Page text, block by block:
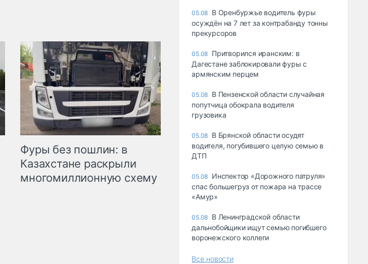
Фуры без пошлин: в
Казахстане раскрыли
многомиллионную схему
05.08 В Оренбуржье водитель фуры
осуждён на 7 лет за контрабанду тонны
прекурсоров
05.08 Притворился иранским: в
Дагестане заблокировали фуры с
армянским перцем
05.08 В Пензенской области случайная
попутчица обокрала водителя
грузовика
05.08 В Брянской области осудят
водителя, погубившего целую семью в
ДТП
05.08 Инспектор «Дорожного патруля»
спас большегруз от пожара на трассе
«Амур»
05.08 В Ленинградской области
дальнобойщики ищут семью погибшего
воронежского коллеги
Все новости